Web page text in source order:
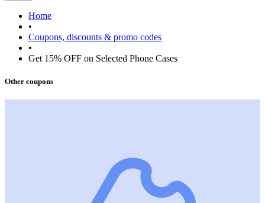
Home
•
Coupons, discounts & promo codes
•
Get 15% OFF on Selected Phone Cases
Other coupons